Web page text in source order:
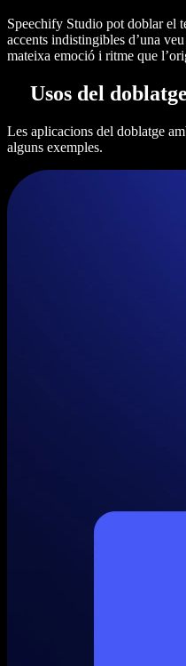
Speechify Studio pot doblar el
accents indistingibles d’una
mateixa emoció i ritme que
Usos del
Les aplicacions del doblatge
alguns exemples.